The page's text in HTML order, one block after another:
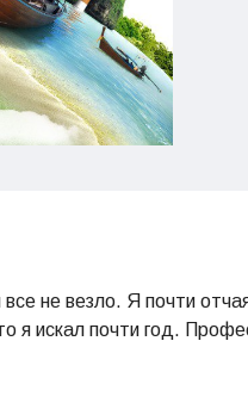
не везло. Я почти
я искал почти год.